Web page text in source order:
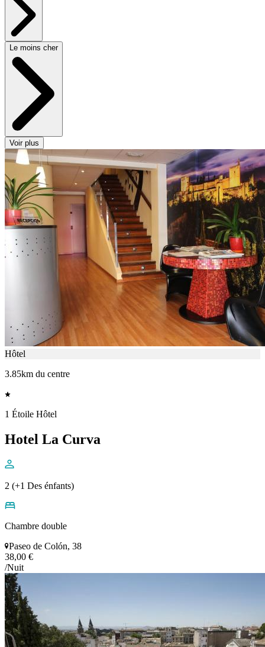
Le moins cher
Voir plus
Hôtel
3.85km du centre
1 Étoile Hôtel
Hotel La Curva
2 (+1 Des énfants)
Chambre double
Paseo de Colón, 38
38,00 €
/Nuit